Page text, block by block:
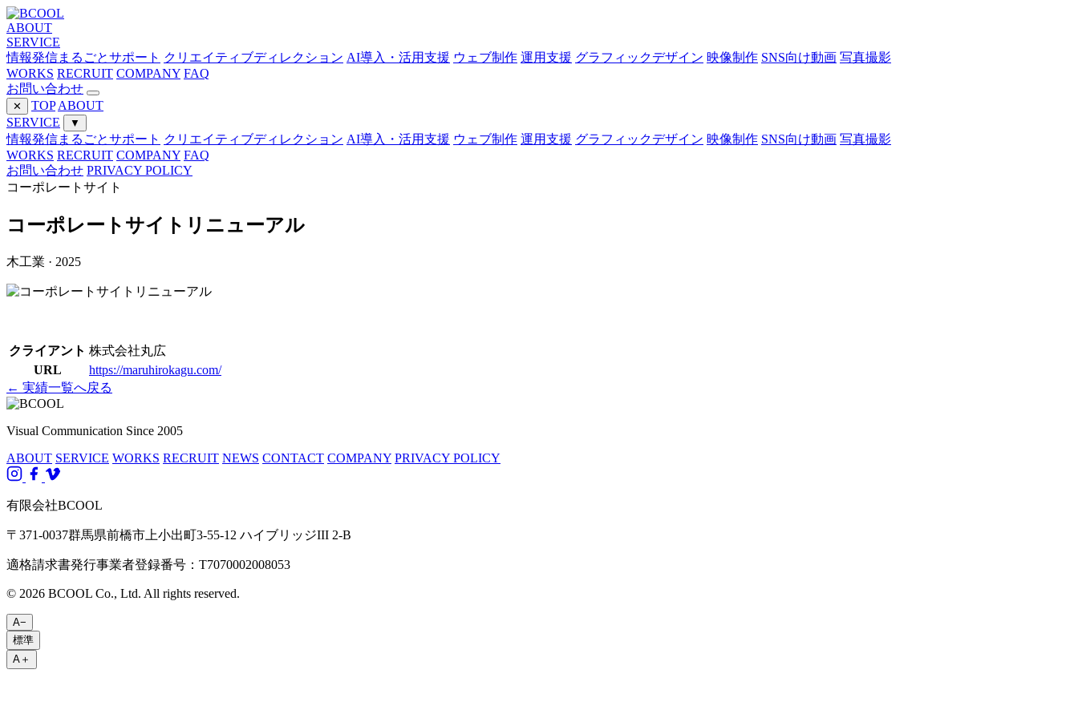
ABOUT
SERVICE
情報発信まるごとサポート クリエイティブディレクション AI導入・活用支援 ウェブ制作 運用支援 グラフィックデザイン 映像制作 SNS向け動画 写真撮影
WORKS RECRUIT COMPANY FAQ
お問い合わせ
✕ TOP ABOUT
SERVICE
▼
情報発信まるごとサポート クリエイティブディレクション AI導入・活用支援 ウェブ制作 運用支援 グラフィックデザイン 映像制作 SNS向け動画 写真撮影
WORKS RECRUIT COMPANY FAQ
お問い合わせ PRIVACY POLICY
コーポレートサイト
コーポレートサイトリニューアル
木工業 · 2025
クライアント 株式会社丸広
URL
https://maruhirokagu.com/
← 実績一覧へ戻る
Visual Communication Since 2005
ABOUT SERVICE WORKS RECRUIT NEWS CONTACT COMPANY PRIVACY POLICY
有限会社BCOOL
〒371-0037群馬県前橋市上小出町3-55-12 ハイブリッジIII 2-B
適格請求書発行事業者登録番号：T7070002008053
© 2026 BCOOL Co., Ltd. All rights reserved.
A−
標準
A＋